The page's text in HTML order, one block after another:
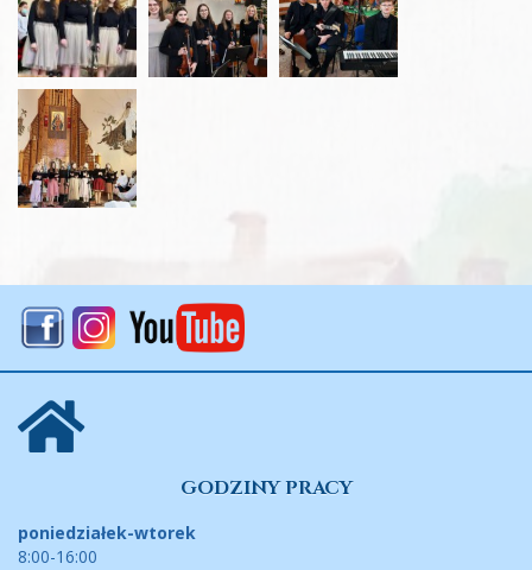
GODZINY PRACY
poniedziałek-wtorek
8:00-16:00